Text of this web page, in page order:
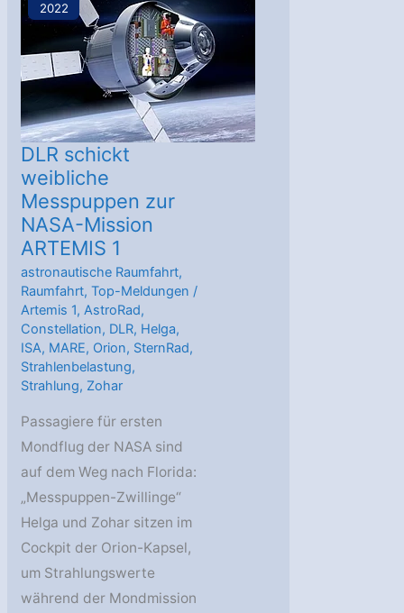
„Mond-
Astronautinnen“
kehren
zurück
nach
Köln
2022
DLR schickt
weibliche
Messpuppen zur
NASA-Mission
ARTEMIS 1
astronautische Raumfahrt,
Raumfahrt,Top-Meldungen /
Artemis 1,AstroRad,
Constellation, DLR, Helga,
ISA, MARE, Orion, SternRad,
Strahlenbelastung,
Strahlung, Zohar
Passagiere für ersten
Mondflug der NASA sind
auf dem Weg nach Florida:
„Messpuppen-Zwillinge“
Helga und Zohar sitzen im
Cockpit der Orion-Kapsel,
um Strahlungswerte
während der Mondmission